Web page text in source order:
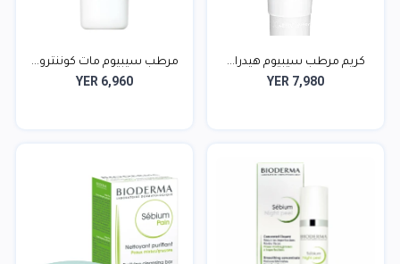
كريم مرطب سيبيوم هيدرا...
YER 7,980
مرطب سيبيوم مات كوننترو...
YER 6,960